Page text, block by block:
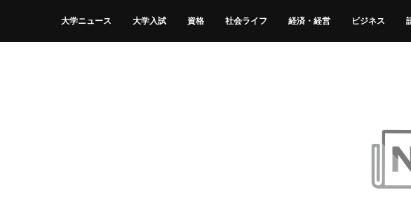
大学ニュース 大学入試 資格 社会ライフ 経済・経営 ビジネス